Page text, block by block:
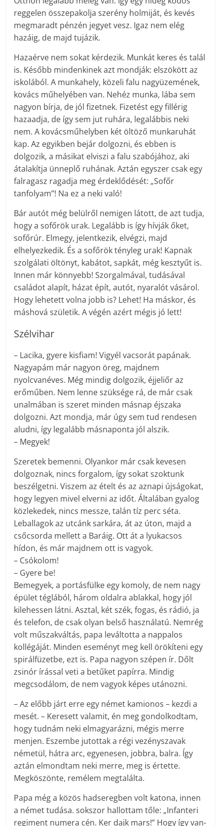
reggelen összepakolja szerény holmiját, és kevés
megmaradt pénzén jegyet vesz. Igaz nem elég
hazáig, de majd tujázik.
Hazaérve nem sokat kérdezik. Munkát keres és talál
is. Később mindenkinek azt mondják: elszökött az
iskolából. A munkahely, közeli falu nagyüzemének,
kovács műhelyében van. Nehéz munka, lába sem
nagyon bírja, de jól fizetnek. Fizetést egy fillérig
hazaadja, de így sem jut ruhára, legalábbis neki
nem. A kovácsműhelyben két öltöző munkaruhát
kap. Az egyikben bejár dolgozni, és ebben is
dolgozik, a másikat elviszi a falu szabójához, aki
átalakítja ünneplő ruhának. Aztán egyszer csak egy
falragasz ragadja meg érdeklődését: „Sofőr
tanfolyam”! Na ez a neki való!
Bár autót még belülről nemigen látott, de azt tudja,
hogy a sofőrök urak. Legalább is így hívják őket,
sofőrúr. Elmegy, jelentkezik, elvégzi, majd
elhelyezkedik. És a sofőrök tényleg urak! Kapnak
szolgálati öltönyt, kabátot, sapkát, még kesztyűt is.
Innen már könnyebb! Szorgalmával, tudásával
családot alapít, házat épít, autót, nyaralót vásárol.
Hogy lehetett volna jobb is? Lehet! Ha máskor, és
máshová születik. A végén azért mégis jó lett!
Szélvihar
– Lacika, gyere kisfiam! Vigyél vacsorát papának.
Nagyapám már nagyon öreg, majdnem
nyolcvanéves. Még mindig dolgozik, éjjeliőr az
erőműben. Nem lenne szüksége rá, de már csak
unalmában is szeret minden másnap éjszaka
dolgozni. Azt mondja, már úgy sem tud rendesen
aludni, így legalább másnaponta jól alszik.
– Megyek!
Szeretek bemenni. Olyankor már csak kevesen
dolgoznak, nincs forgalom, így sokat szoktunk
beszélgetni. Viszem az ételt és az aznapi újságokat,
hogy legyen mivel elverni az időt. Általában gyalog
közlekedek, nincs messze, talán tíz perc séta.
Leballagok az utcánk sarkára, át az úton, majd a
csőcsorda mellett a Baráig. Ott át a lyukacsos
hídon, és már majdnem ott is vagyok.
– Csókolom!
– Gyere be!
Bemegyek, a portásfülke egy komoly, de nem nagy
épület téglából, három oldalra ablakkal, hogy jól
kilehessen látni. Asztal, két szék, fogas, és rádió, ja
és telefon, de csak olyan belső használatú. Nemrég
volt műszakváltás, papa leváltotta a nappalos
kollégáját. Minden eseményt meg kell örökíteni egy
spirálfüzetbe, ezt is. Papa nagyon szépen ír. Dőlt
zsinór írással veti a betűket papírra. Mindig
megcsodálom, de nem vagyok képes utánozni.
– Az előbb járt erre egy német kamionos – kezdi a
mesét. – Keresett valamit, én meg gondolkodtam,
hogy tudnám neki elmagyarázni, mégis merre
menjen. Eszembe jutottak a régi vezényszavak
németül, hátra arc, egyenesen, jobbra, balra. Így
aztán elmondtam neki merre, meg is értette.
Megköszönte, remélem megtalálta.
Papa még a közös hadseregben volt katona, innen
a német tudása. sokszor hallottam tőle: „Infanteri
regiment numera cén. Ker dajk mars!” Hogy így van-